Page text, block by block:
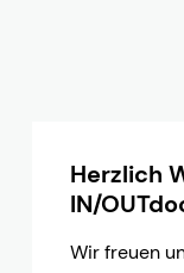
Herzlich
IN/
Wir freuen